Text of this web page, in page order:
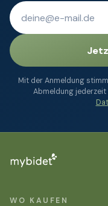
Mit der Anmeldung
Abmeldung jederzeit
WO KAUFEN